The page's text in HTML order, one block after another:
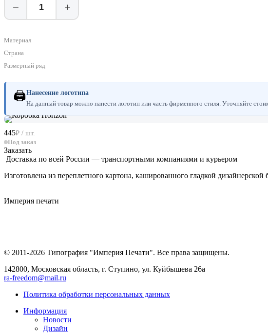
− +
Материал
Страна
Размерный ряд
🖨Нанесение логотипа
На данный товар можно нанести логотип или часть фирменного стиля. Уточняйте
445₽ / шт.
Под заказ
Заказать
Доставка по всей России — транспортными компаниями и курьером
Изготовлена из переплетного картона, кашированного гладкой дизайнерской
Империя печати
© 2011-2026 Типография "Империя Печати". Все права защищены.
142800, Московская область, г. Ступино, ул. Куйбышева 26а
ra-freedom@mail.ru
Политика обработки персональных данных
Информация
Новости
Дизайн